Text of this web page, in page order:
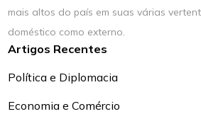
mais altos do país em suas várias
doméstico como externo.
Artigos Recentes
Política e Diplomacia
Economia e Comércio